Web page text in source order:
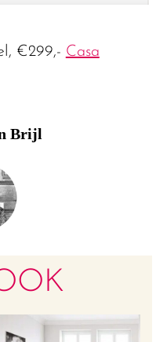
€299,- Casa
Brijl